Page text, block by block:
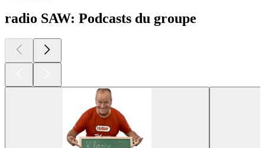
radio SAW: Podcasts du groupe